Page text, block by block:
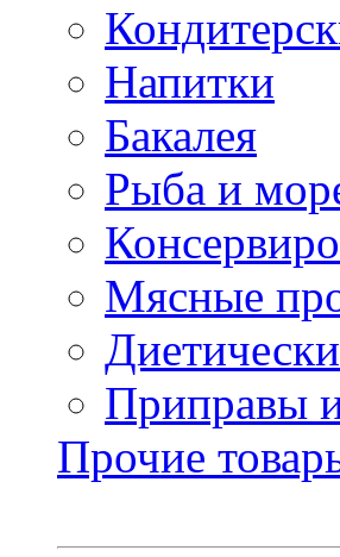
Напитки
Бакалея
Рыба и
Мясные
Приправы
Прочие